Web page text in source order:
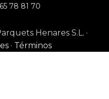
78 81 70
Henares S.L. ·
· Términos